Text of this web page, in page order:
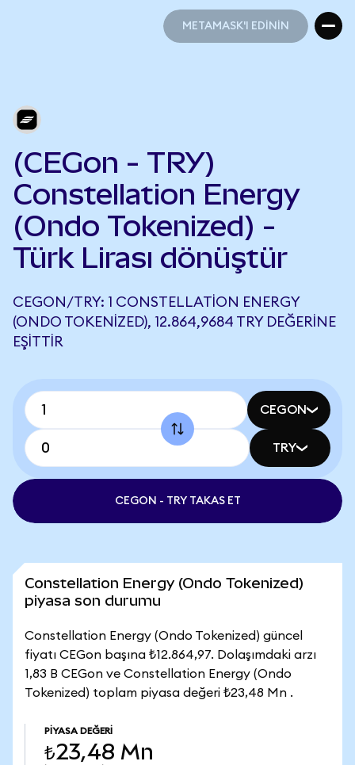
METAMASK'I EDİNİN
(CEGon - TRY)
Constellation Energy
(Ondo Tokenized) -
Türk Lirası dönüştür
CEGON/TRY: 1 CONSTELLATION ENERGY
(ONDO TOKENIZED), 12.864,9684 TRY DEĞERINE
EŞITTIR
CEGON
TRY
CEGON - TRY TAKAS ET
Constellation Energy (Ondo Tokenized)
piyasa son durumu
Constellation Energy (Ondo Tokenized) güncel
fiyatı CEGon başına ₺12.864,97. Dolaşımdaki arzı
1,83 B CEGon ve Constellation Energy (Ondo
Tokenized) toplam piyasa değeri ₺23,48 Mn .
PIYASA DEĞERI
₺23,48 Mn